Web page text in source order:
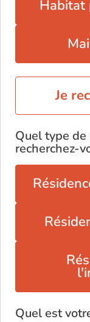
Habitat
Je
Quel type
recherchez-
Quel est